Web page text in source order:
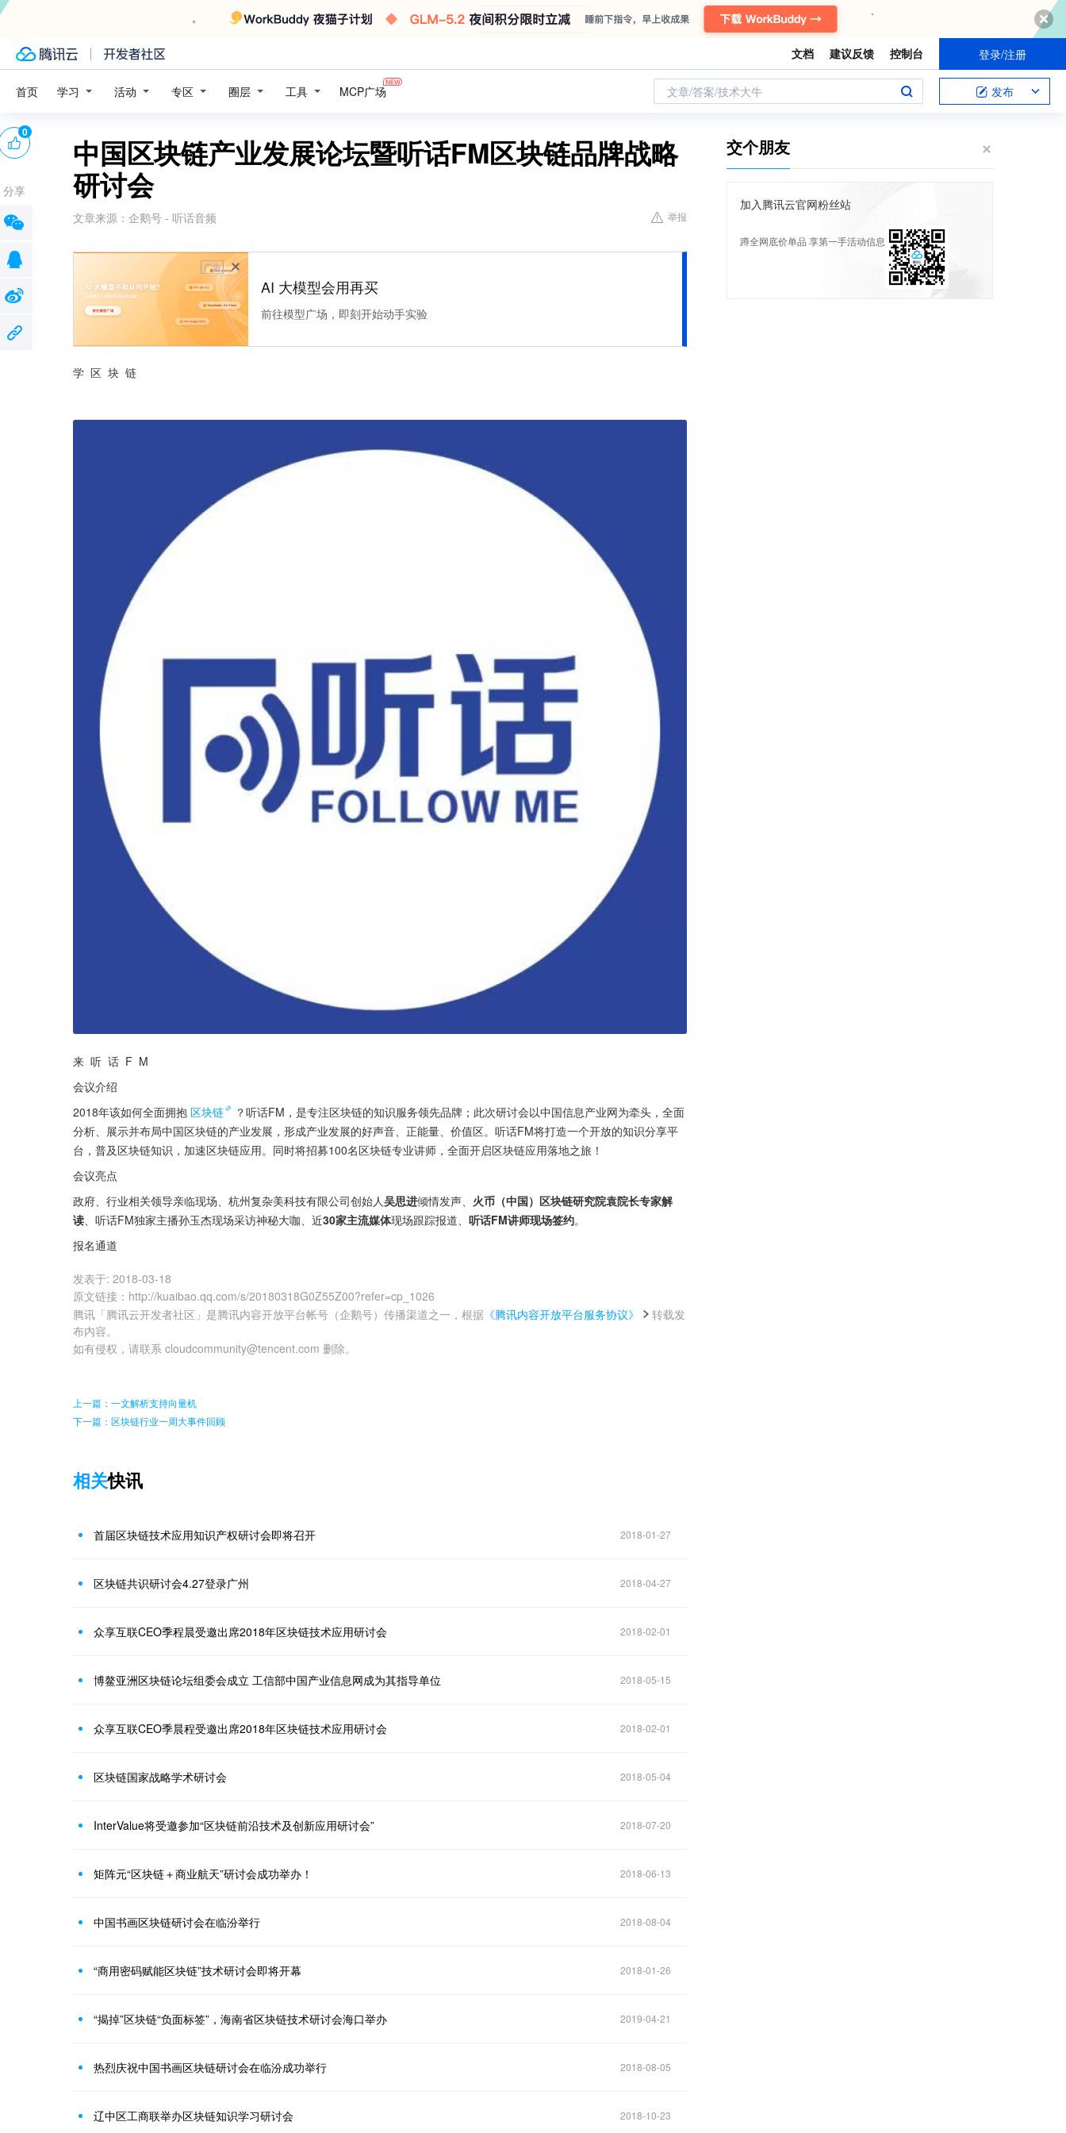
文档 建议反馈 控制台 登录/注册
首页 学习 活动 专区 圈层 工具 MCP广场 文章/答案/技术大牛 发布
中国区块链产业发展论坛暨听话FM区块链品牌战略
研讨会
文章来源： 企鹅号 - 听话音频 举报
广告
AI 大模型会用再买
前往模型广场，即刻开始动手实验
学  区  块  链
来  听  话  F  M
会议介绍
2018年该如何全面拥抱 区块链
？听话FM，是专注区块链的知识服务领先品牌；此次研讨会以中国信息产业网为牵头，全面
分析、展示并布局中国区块链的产业发展，形成产业发展的好声音、正能量、价值区。听话FM将打造一个开放的知识分享平
台，普及区块链知识，加速区块链应用。同时将招募100名区块链专业讲师，全面开启区块链应用落地之旅！
会议亮点
政府、行业相关领导亲临现场、杭州复杂美科技有限公司创始人吴思进倾情发声、 火币（中国）区块链研究院袁院长专家解
读、听话FM独家主播孙玉杰现场采访神秘大咖、近30家主流媒体现场跟踪报道、 听话FM讲师现场签约。
报名通道
发表于: 2018-03-18
原文链接 ： http://kuaibao.qq.com/s/20180318G0Z55Z00?refer=cp_1026
腾讯「腾讯云开发者社区」是腾讯内容开放平台帐号（企鹅号）传播渠道之一，根据 《腾讯内容开放平台服务协议》
转载发
布内容。
如有侵权，请联系 cloudcommunity@tencent.com 删除。
0
分享
上一篇：一文解析支持向量机
下一篇：区块链行业一周大事件回顾
相关快讯
首届区块链技术应用知识产权研讨会即将召开 2018-01-27
区块链共识研讨会4.27登录广州 2018-04-27
众享互联CEO季程晨受邀出席2018年区块链技术应用研讨会 2018-02-01
博鳌亚洲区块链论坛组委会成立 工信部中国产业信息网成为其指导单位 2018-05-15
众享互联CEO季晨程受邀出席2018年区块链技术应用研讨会 2018-02-01
区块链国家战略学术研讨会 2018-05-04
InterValue将受邀参加“区块链前沿技术及创新应用研讨会” 2018-07-20
矩阵元“区块链＋商业航天”研讨会成功举办！ 2018-06-13
中国书画区块链研讨会在临汾举行 2018-08-04
“商用密码赋能区块链”技术研讨会即将开幕 2018-01-26
“揭掉”区块链“负面标签”，海南省区块链技术研讨会海口举办 2019-04-21
热烈庆祝中国书画区块链研讨会在临汾成功举行 2018-08-05
辽中区工商联举办区块链知识学习研讨会 2018-10-23
交个朋友
加入腾讯云官网粉丝站
蹲全网底价单品 享第一手活动信息